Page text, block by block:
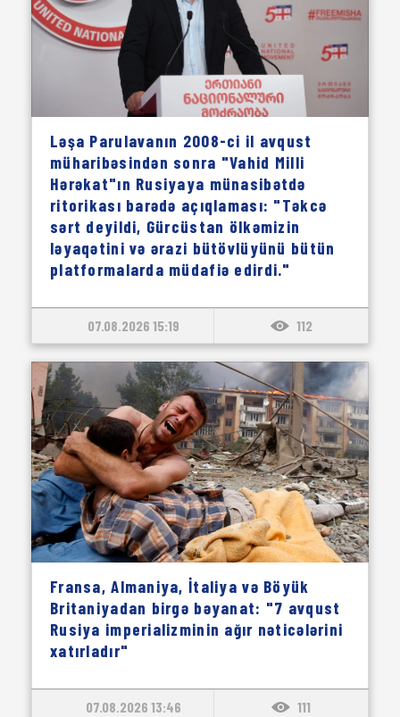
Ləşa Parulavanın 2008-ci il avqust
müharibəsindən sonra "Vahid Milli
Hərəkat"ın Rusiyaya münasibətdə
ritorikası barədə açıqlaması: "Təkcə
sərt deyildi, Gürcüstan ölkəmizin
ləyaqətini və ərazi bütövlüyünü bütün
platformalarda müdafiə edirdi."
07.08.2026 15:19 112
Fransa, Almaniya, İtaliya və Böyük
Britaniyadan birgə bəyanat: "7 avqust
Rusiya imperializminin ağır nəticələrini
xatırladır"
07.08.2026 13:46 111